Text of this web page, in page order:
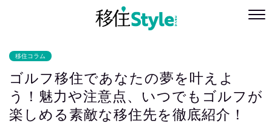
移住コラム
ゴルフ移住であなたの夢を叶えよ
う！魅力や注意点、いつでもゴルフが
楽しめる素敵な移住先を徹底紹介！